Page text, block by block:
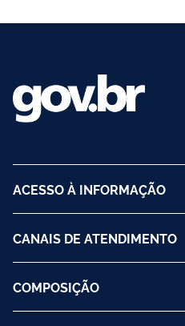
ACESSO À INFORMAÇÃO
CANAIS DE ATENDIMENTO
COMPOSIÇÃO